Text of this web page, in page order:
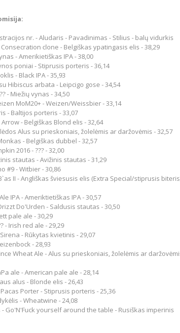
nr. - Aludaris - Pavadinimas - Stilius - balų vidurkis
Consecration clone - Belgiškas ypatingasis elis - 38,29
- Amerikietiškas IPA - 38,00
poniai - Stiprusis porteris - 36,14
- Black IPA - 35,93
Hibiscus arbata - Leipcigo gose - 34,54
- Miežių vynas - 34,50
MoM20+ - Weizen/Weissbier - 33,14
- Baltijos porteris - 33,07
Arrow- Belgiškas Blond elis - 32,64
Alus su prieskoniais, žolelėmis ar daržovėmis - 32,57
- Belgiškas dubbel - 32,57
2016 - ??? - 32,00
stautas - Avižinis stautas - 31,29
#9 - Witbier - 30,86
II - Angliškas šviesusis elis (Extra Special/stiprusis
IPA - Ameriktietiškas IPA - 30,57
Do'Urden - Saldusis stautas - 30,50
pale ale - 30,29
- Irish red ale - 29,29
- Rūkytas kvietinis - 29,07
- 28,93
Wheat Ale - Alus su prieskoniais, žolelėmis ar
ale - American pale ale - 28,14
alus - Blonde elis - 26,43
Porter - Stiprusis porteris - 25,36
- Wheatwine - 24,08
- Go'N'Fuck yourself around the table - Rusiškas imperinis